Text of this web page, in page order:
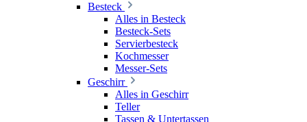
Besteck
Alles in Besteck
Besteck-Sets
Servierbesteck
Kochmesser
Messer-Sets
Geschirr
Alles in Geschirr
Teller
Tassen & Untertassen